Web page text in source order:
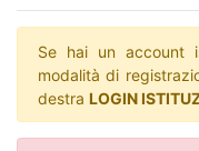
Se hai un account
modalità di
destra LOGIN